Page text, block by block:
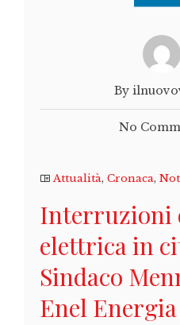
By
No
Attualità, Cronaca,
Interruzioni
elettrica in
Sindaco
Enel Energia